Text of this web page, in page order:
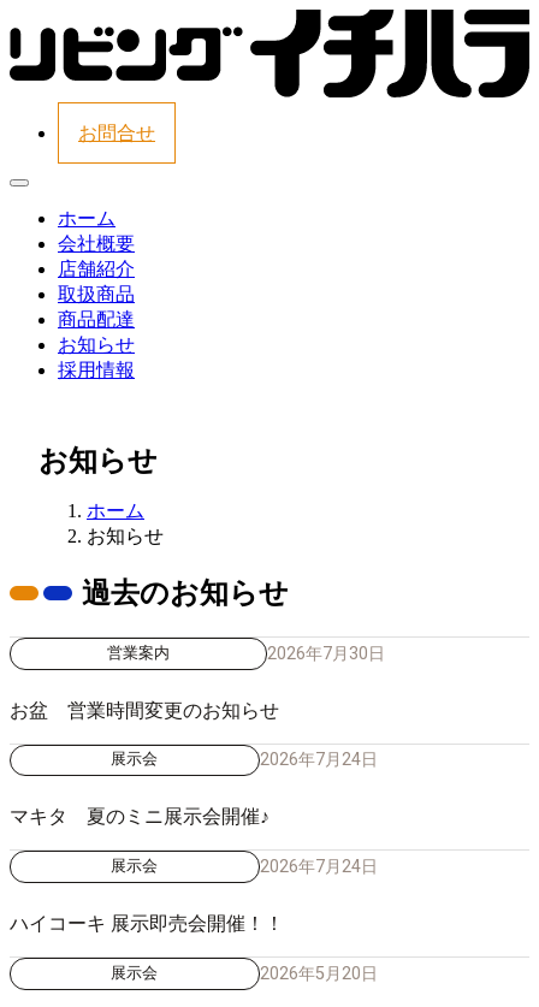
お問合せ
ホーム
会社概要
店舗紹介
取扱商品
商品配達
お知らせ
採用情報
お知らせ
ホーム
お知らせ
過去のお知らせ
営業案内 2026年7月30日
お盆 営業時間変更のお知らせ
展示会 2026年7月24日
マキタ 夏のミニ展示会開催♪
展示会 2026年7月24日
ハイコーキ 展示即売会開催！！
展示会 2026年5月20日